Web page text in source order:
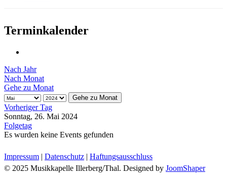
Terminkalender
Nach Jahr
Nach Monat
Gehe zu Monat
Gehe zu Monat
Vorheriger Tag
Sonntag, 26. Mai 2024
Folgetag
Es wurden keine Events gefunden
Impressum | Datenschutz | Haftungsausschluss
© 2025 Musikkapelle Illerberg/Thal. Designed by JoomShaper